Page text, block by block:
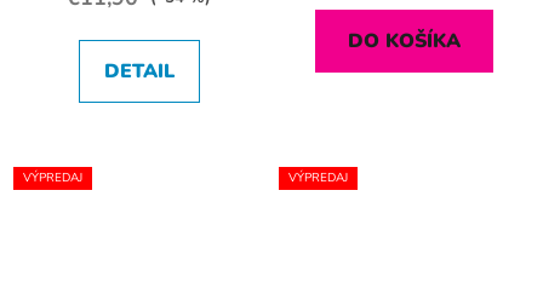
DETAIL
DO KOŠÍKA
VÝPREDAJ VÝPREDAJ